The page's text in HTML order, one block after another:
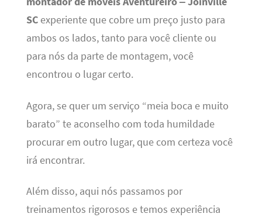
SCexperiente que cobre um preço justo para
ambos os lados, tanto para você cliente ou
para nós da parte de montagem, você
encontrou o lugar certo.
Agora, se quer um serviço “meia boca e muito
barato” te aconselho com toda humildade
procurar em outro lugar, que com certeza você
irá encontrar.
Além disso, aqui nós passamos por
treinamentos rigorosos e temos experiência